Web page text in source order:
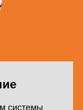
системы